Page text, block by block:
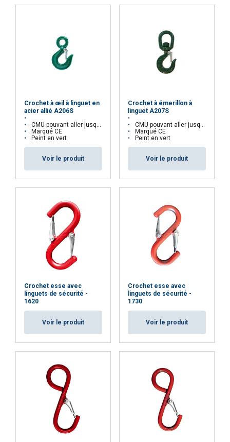
Crochet à œil à linguet en
acier allié A206S
CMU pouvant aller jusqu'à 11.5 tonnes
Marqué CE
Peint en vert
Voir le produit
Crochet à émerillon à
linguet A207S
CMU pouvant aller jusqu'à 11.5 tonnes
Marqué CE
Peint en vert
Voir le produit
Crochet esse avec
linguets de sécurité -
1620
Voir le produit
Crochet esse avec
linguets de sécurité -
1730
Voir le produit